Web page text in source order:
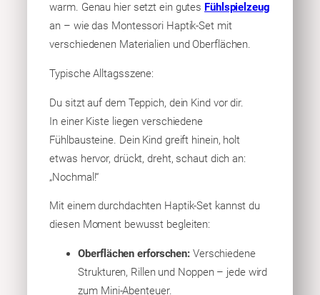
warm. Genau hier setzt ein gutes Fühlspielzeug
an – wie das Montessori Haptik-Set mit
verschiedenen Materialien und Oberflächen.
Typische Alltagsszene:
Du sitzt auf dem Teppich, dein Kind vor dir.
In einer Kiste liegen verschiedene
Fühlbausteine. Dein Kind greift hinein, holt
etwas hervor, drückt, dreht, schaut dich an:
„Nochmal!“
Mit einem durchdachten Haptik-Set kannst du
diesen Moment bewusst begleiten:
Oberflächen erforschen: Verschiedene
Strukturen, Rillen und Noppen – jede wird
zum Mini-Abenteuer.